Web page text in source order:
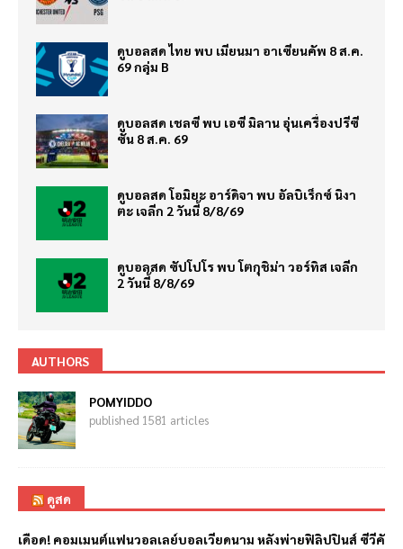
ดูบอลสด ไทย พบ เมียนมา อาเซียนคัพ 8 ส.ค.
69 กลุ่ม B
ดูบอลสด เชลซี พบ เอซี มิลาน อุ่นเครื่องปรีซี
ซั่น 8 ส.ค. 69
ดูบอลสด โอมิยะ อาร์ดิจา พบ อัลบิเร็กซ์ นิงา
ตะ เจลีก 2 วันนี้ 8/8/69
ดูบอลสด ซัปโปโร พบ โตกุชิม่า วอร์ทิส เจลีก
2 วันนี้ 8/8/69
AUTHORS
POMYIDDO
published 1581 articles
ดูสด
เดือด! คอมเมนต์แฟนวอลเลย์บอลเวียดนาม หลังพ่ายฟิลิปปินส์ ซีวีคั